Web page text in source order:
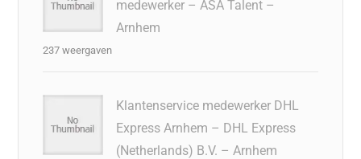
medewerker – ASA Talent –
Arnhem
237 weergaven
Klantenservice medewerker DHL
Express Arnhem – DHL Express
(Netherlands) B.V. – Arnhem